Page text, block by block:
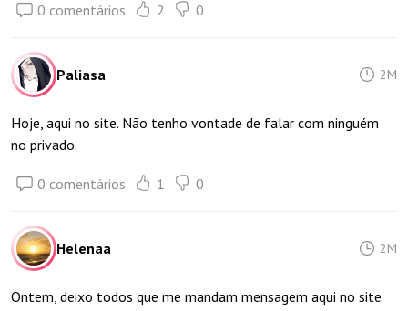
0 comentários 2 0
Paliasa 2M
Hoje, aqui no site. Não tenho vontade de falar com ninguém
no privado.
0 comentários 1 0
Helenaa 2M
Ontem, deixo todos que me mandam mensagem aqui no site